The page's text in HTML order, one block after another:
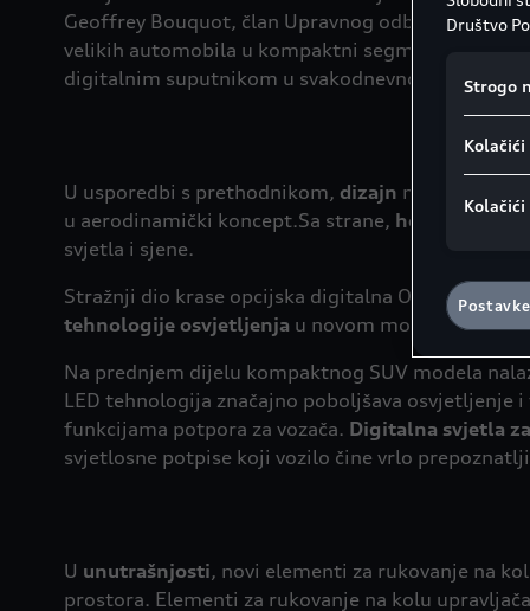
Geoffrey Bouquot, član Upravnog odbora za
velikih automobila u kompaktni segment.
digitalnim suputnikom u svakodnevnom životu.“
U usporedbi s prethodnikom, dizajn novog
u aerodinamički koncept.Sa strane, horizontalna
svjetla i sjene.
Stražnji dio krase opcijska digitalna OLED
tehnologije osvjetljenja u novom modelu Audi
Na prednjem dijelu kompaktnog SUV modela
LED tehnologija značajno poboljšava osvjetljenje
funkcijama potpora za vozača. Digitalna svjetla
svjetlosne potpise koji vozilo čine vrlo
U unutrašnjosti, novi elementi za rukovanje na
prostora. Elementi za rukovanje na kolu
Društvo
kolačić.
osobne
kolačića
također
dnu web
Strogo